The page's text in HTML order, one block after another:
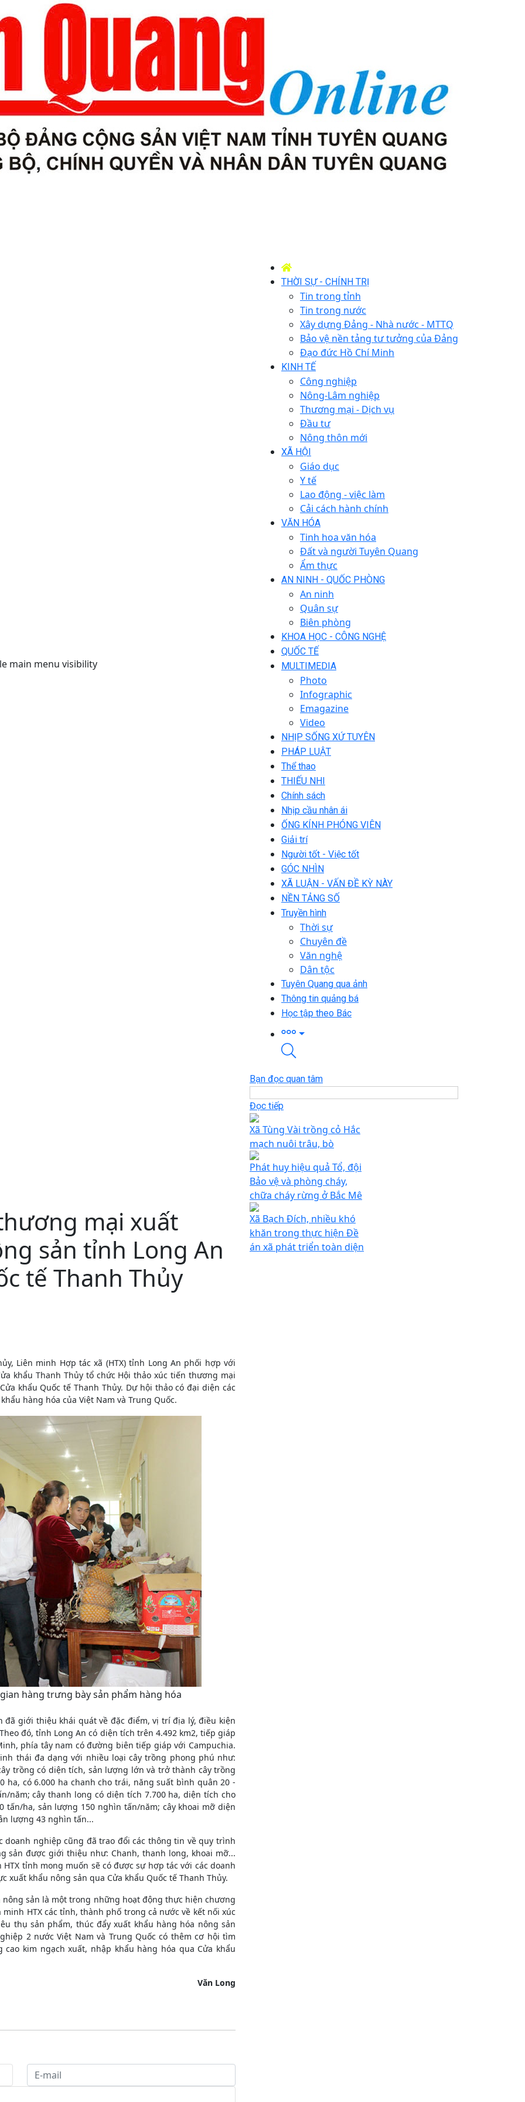
main menu visibility
THỜI SỰ - CHÍNH TRỊ
Tin trong tỉnh
Tin trong nước
Xây dựng Đảng - Nhà nước - MTTQ
Bảo vệ nền tảng tư tưởng của Đảng
Đạo đức Hồ Chí Minh
KINH TẾ
Công nghiệp
Nông-Lâm nghiệp
Thương mại - Dịch vụ
Đầu tư
Nông thôn mới
XÃ HỘI
Giáo dục
Y tế
Lao động - việc làm
Cải cách hành chính
VĂN HÓA
Tinh hoa văn hóa
Đất và người Tuyên Quang
Ẩm thực
AN NINH - QUỐC PHÒNG
An ninh
Quân sự
Biên phòng
KHOA HỌC - CÔNG NGHỆ
QUỐC TẾ
MULTIMEDIA
Photo
Infographic
Emagazine
Video
NHỊP SỐNG XỨ TUYÊN
PHÁP LUẬT
Thể thao
THIẾU NHI
Chính sách
Nhịp cầu nhân ái
ỐNG KÍNH PHÓNG VIÊN
Giải trí
Người tốt - Việc tốt
GÓC NHÌN
XÃ LUẬN - VẤN ĐỀ KỲ NÀY
NỀN TẢNG SỐ
Truyền hình
Thời sự
Chuyên đề
Văn nghệ
Dân tộc
Tuyên Quang qua ảnh
Thông tin quảng bá
Học tập theo Bác
mại xuất
sản tỉnh Long An
tế Thanh Thủy
Liên minh Hợp tác xã (HTX) tỉnh Long An phối hợp với
khẩu Thanh Thủy tổ chức Hội thảo xúc tiến thương mại
khẩu Quốc tế Thanh Thủy. Dự hội thảo có đại diện các
hàng hóa của Việt Nam và Trung Quốc.
hàng trưng bày sản phẩm hàng hóa
đã giới thiệu khái quát về đặc điểm, vị trí địa lý, điều kiện
đó, tỉnh Long An có diện tích trên 4.492 km2, tiếp giáp
phía tây nam có đường biên tiếp giáp với Campuchia.
thái đa dạng với nhiều loại cây trồng phong phú như:
trồng có diện tích, sản lượng lớn và trở thành cây trồng
ha, có 6.000 ha chanh cho trái, năng suất bình quân 20 -
năm; cây thanh long có diện tích 7.700 ha, diện tích cho
tấn/ha, sản lượng 150 nghìn tấn/năm; cây khoai mỡ diện
lượng 43 nghìn tấn...
doanh nghiệp cũng đã trao đổi các thông tin về quy trình
sản được giới thiệu như: Chanh, thanh long, khoai mỡ...
tỉnh mong muốn sẽ có được sự hợp tác với các doanh
khẩu nông sản qua Cửa khẩu Quốc tế Thanh Thủy.
sản là một trong những hoạt động thực hiện chương
HTX các tỉnh, thành phố trong cả nước về kết nối xúc
thụ sản phẩm, thúc đẩy xuất khẩu hàng hóa nông sản
2 nước Việt Nam và Trung Quốc có thêm cơ hội tìm
kim ngạch xuất, nhập khẩu hàng hóa qua Cửa khẩu
Văn Long
Bạn đọc quan tâm
Đọc tiếp
Xã Tùng Vài trồng cỏ Hắc
mạch nuôi trâu, bò
Phát huy hiệu quả Tổ, đội
Bảo vệ và phòng cháy,
chữa cháy rừng ở Bắc Mê
Xã Bạch Đích, nhiều khó
khăn trong thực hiện Đề
án xã phát triển toàn diện